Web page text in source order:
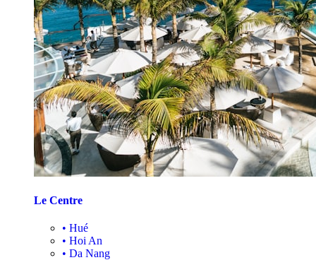
Le Centre
• Hué
• Hoi An
• Da Nang